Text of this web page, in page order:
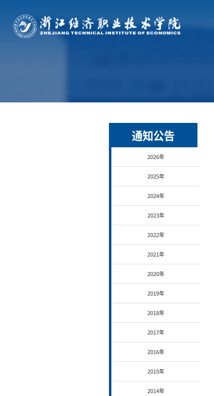
通知公告
2026年
2025年
2024年
2023年
2022年
2021年
2020年
2019年
2018年
2017年
2016年
2015年
2014年